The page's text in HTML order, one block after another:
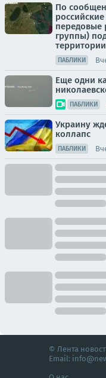
По
передовые
группы)
ПАБЛИКИ
Еще одни
ПАБЛИКИ
Украину
коллапс
ПАБЛИКИ
© Лента
Email: